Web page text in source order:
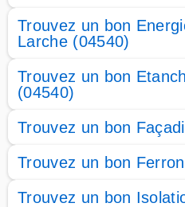
Trouvez un bon
Larche (04540)
Trouvez un bon
(04540)
Trouvez un bon
Trouvez un bon
Trouvez un bon